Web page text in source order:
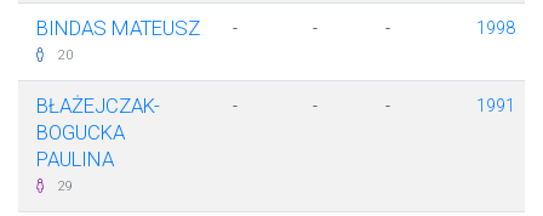
BINDAS MATEUSZ
20
- - - 1998
BŁAŻEJCZAK-
BOGUCKA
PAULINA
29
- - - 1991